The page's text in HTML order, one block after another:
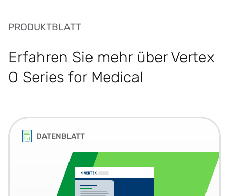
PRODUKTBLATT
Erfahren Sie mehr über Vertex
O Series for Medical
DATENBLATT